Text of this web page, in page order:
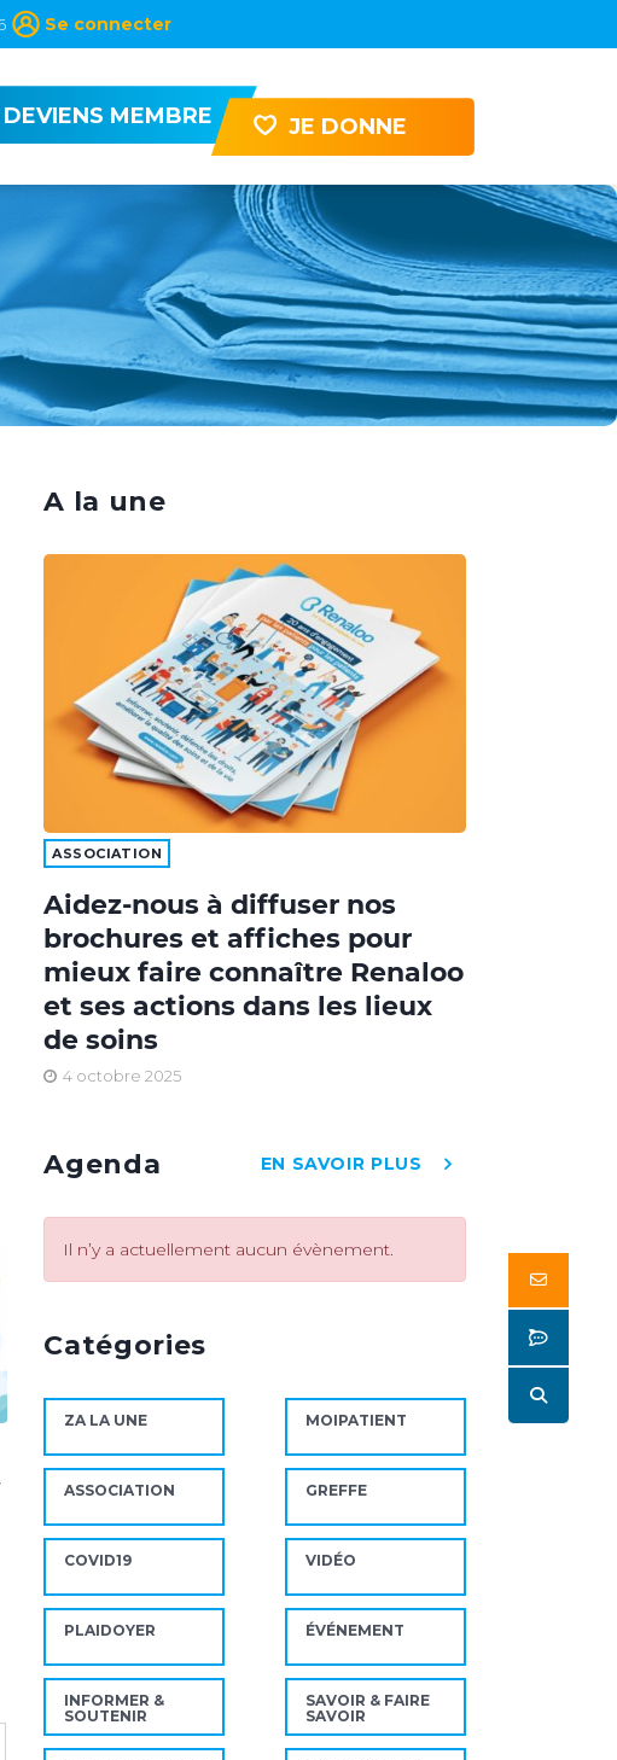
Se connecter
MEMBRE JE DONNE
BICAFRES en rupture de
stock : ce...
7 août 2026
Renaloo renouvelle sa
gouvernance pour porter
A la une
ASSOCIATION
Aidez-nous à diffuser nos
brochures et affiches pour
mieux faire connaître Renaloo
et ses actions dans les lieux
de soins
4 octobre 2025
Agenda EN SAVOIR PLUS
Il n’y a actuellement aucun évènement.
Catégories
ZA LA UNE MOIPATIENT
ASSOCIATION GREFFE
COVID19 VIDÉO
PLAIDOYER ÉVÉNEMENT
INFORMER &
SOUTENIR
SAVOIR & FAIRE
SAVOIR